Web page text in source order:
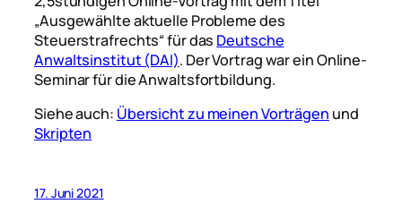
„Ausgewählte aktuelle Probleme des
Steuerstrafrechts“ für das Deutsche
Anwaltsinstitut (DAI). Der Vortrag war ein Online-
Seminar für die Anwaltsfortbildung.
Siehe auch: Übersicht zu meinen Vorträgen und
Skripten
17. Juni 2021